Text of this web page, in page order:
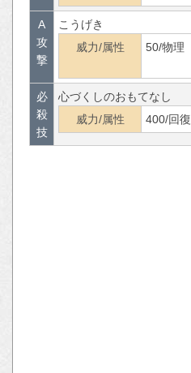
A
攻
撃
こうげき
威力/属性
50/物理
必
殺
技
心づくしのおもてなし
威力/属性
400/回復